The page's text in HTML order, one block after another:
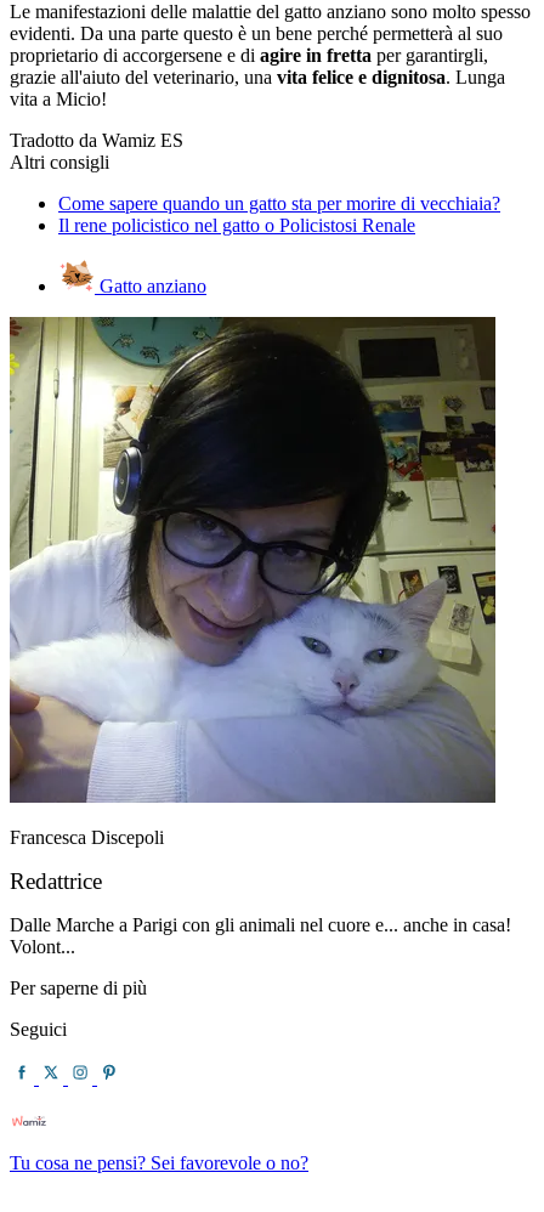
Le manifestazioni delle malattie del gatto anziano sono molto spesso
evidenti. Da una parte questo è un bene perché permetterà al suo
proprietario di accorgersene e di agire in fretta per garantirgli,
grazie all'aiuto del veterinario, una vita felice e dignitosa. Lunga
vita a Micio!
Tradotto da Wamiz ES
Altri consigli
Come sapere quando un gatto sta per morire di vecchiaia?
Il rene policistico nel gatto o Policistosi Renale
Gatto anziano
Francesca Discepoli
Redattrice
Dalle Marche a Parigi con gli animali nel cuore e... anche in casa!
Volont...
Per saperne di più
Seguici
Tu cosa ne pensi? Sei favorevole o no?